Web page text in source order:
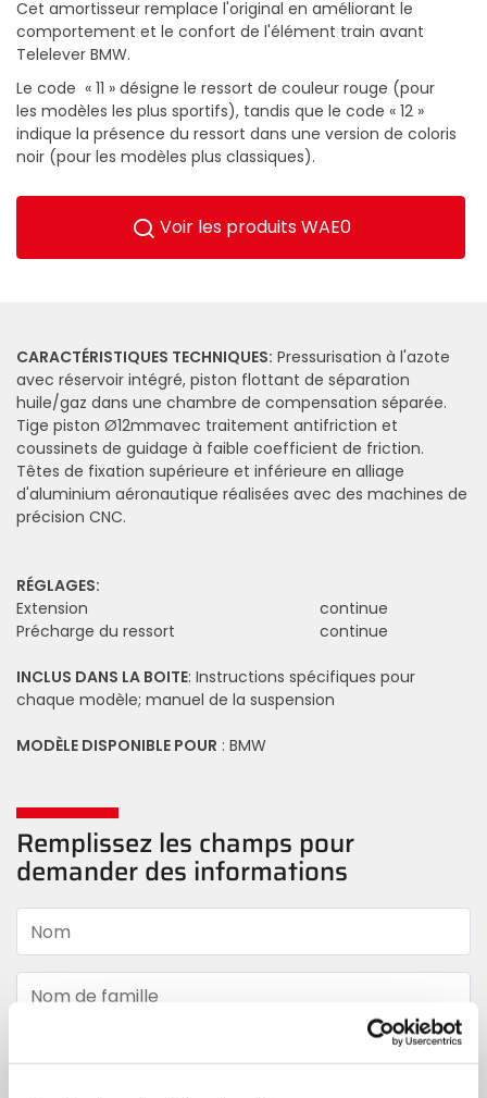
Cet amortisseur remplace l'original en améliorant le
comportement et le confort de l'élément train avant
Telelever BMW.
Le code « 11 » désigne le ressort de couleur rouge (pour
les modèles les plus sportifs), tandis que le code « 12 »
indique la présence du ressort dans une version de coloris
noir (pour les modèles plus classiques).
Voir les produits WAE0
CARACTÉRISTIQUES TECHNIQUES: Pressurisation à l'azote
avec réservoir intégré, piston flottant de séparation
huile/gaz dans une chambre de compensation séparée.
Tige piston Ø12mmavec traitement antifriction et
coussinets de guidage à faible coefficient de friction.
Têtes de fixation supérieure et inférieure en alliage
d'aluminium aéronautique réalisées avec des machines de
précision CNC.
RÉGLAGES:
Extension
continue
Précharge du ressort
continue
INCLUS DANS LA BOITE: Instructions spécifiques pour
chaque modèle; manuel de la suspension
MODÈLE DISPONIBLE POUR : BMW
Remplissez les champs pour
demander des informations
Nom
Nom de famille